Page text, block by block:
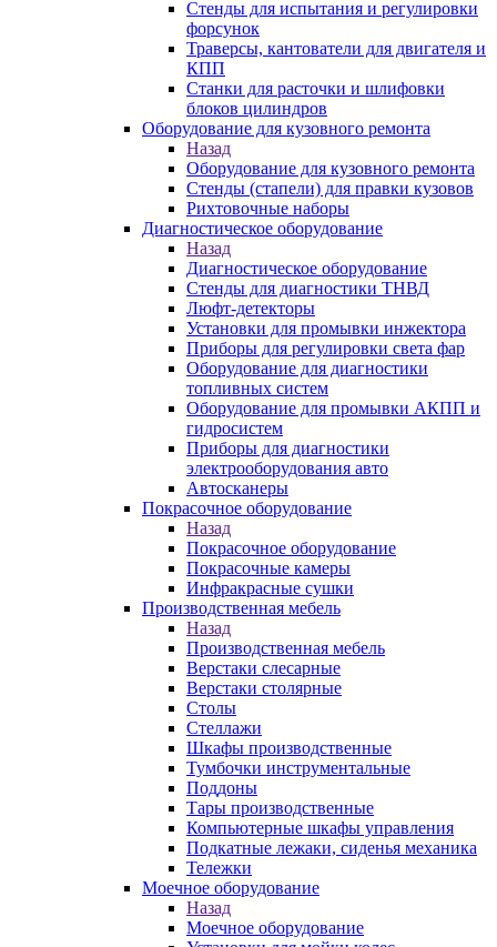
Стенды для испытания и регулировки
форсунок
Траверсы, кантователи для двигателя и
КПП
Станки для расточки и шлифовки
блоков цилиндров
Оборудование для кузовного ремонта
Назад
Оборудование для кузовного ремонта
Стенды (стапели) для правки кузовов
Рихтовочные наборы
Диагностическое оборудование
Назад
Диагностическое оборудование
Стенды для диагностики ТНВД
Люфт-детекторы
Установки для промывки инжектора
Приборы для регулировки света фар
Оборудование для диагностики
топливных систем
Оборудование для промывки АКПП и
гидросистем
Приборы для диагностики
электрооборудования авто
Автосканеры
Покрасочное оборудование
Назад
Покрасочное оборудование
Покрасочные камеры
Инфракрасные сушки
Производственная мебель
Назад
Производственная мебель
Верстаки слесарные
Верстаки столярные
Столы
Стеллажи
Шкафы производственные
Тумбочки инструментальные
Поддоны
Тары производственные
Компьютерные шкафы управления
Подкатные лежаки, сиденья механика
Тележки
Моечное оборудование
Назад
Моечное оборудование